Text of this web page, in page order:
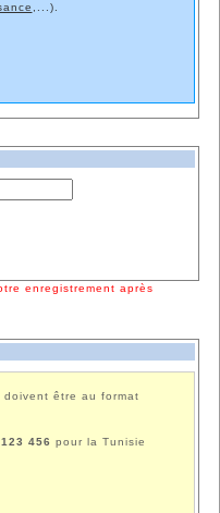
,...).
enregistrement après
doivent être au format
456 pour la Tunisie